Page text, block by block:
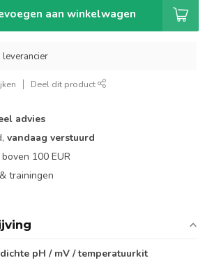
aan winkelwagen
Deel dit product
advies
vandaag verstuurd
boven 100 EUR
trainingen
pH / mV / temperatuurkit